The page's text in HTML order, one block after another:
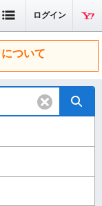
ログイン
ついて